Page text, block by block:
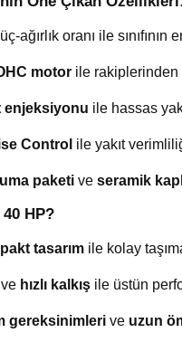
ağırlık oranı ile sınıfının
motor ile rakiplerinden
enjeksiyonu ile hassas
Control ile yakıt
paketi ve seramik
HP?
tasarım ile kolay
ve hızlı kalkış ile üstün
gereksinimleri ve uzun